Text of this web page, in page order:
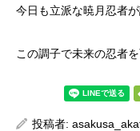
今日も立派な暁月忍者が
この調子で未来の忍者
投稿者: